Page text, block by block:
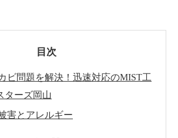
目次
ビ問題を解決！迅速対応のMIST工
ターズ岡山
害とアレルギー